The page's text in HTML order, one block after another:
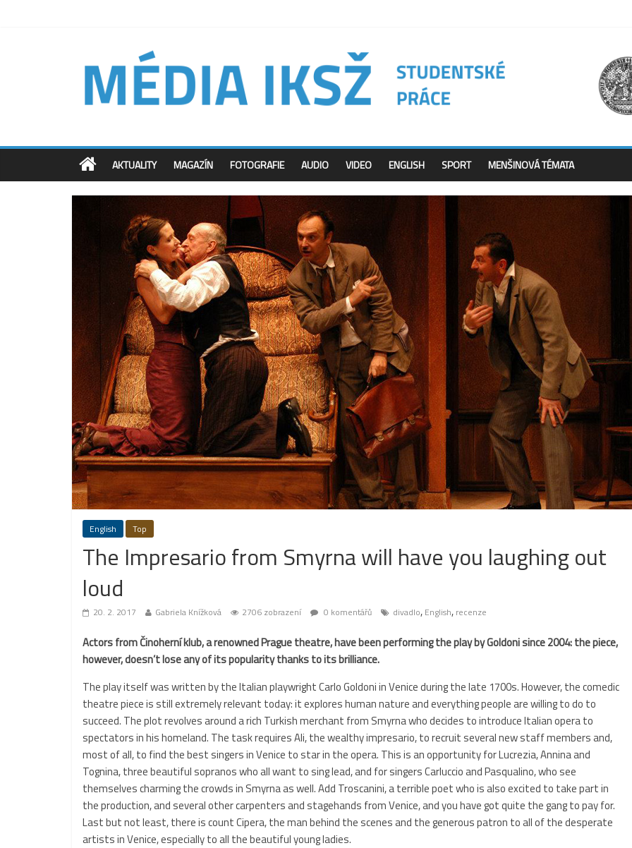
AKTUALITY MAGAZÍN FOTOGRAFIE AUDIO VIDEO ENGLISH SPORT MENŠINOVÁ TÉMATA
English Top
The Impresario from Smyrna will have you laughing out
loud
20. 2. 2017 Gabriela Knížková 2706 zobrazení 0 komentářů divadlo, English, recenze
Actors from Činoherní klub, a renowned Prague theatre, have been performing the play by Goldoni since 2004: the piece,
however, doesn’t lose any of its popularity thanks to its brilliance.
The play itself was written by the Italian playwright Carlo Goldoni in Venice during the late 1700s. However, the comedic
theatre piece is still extremely relevant today: it explores human nature and everything people are willing to do to
succeed. The plot revolves around a rich Turkish merchant from Smyrna who decides to introduce Italian opera to
spectators in his homeland. The task requires Ali, the wealthy impresario, to recruit several new staff members and,
most of all, to find the best singers in Venice to star in the opera. This is an opportunity for Lucrezia, Annina and
Tognina, three beautiful sopranos who all want to sing lead, and for singers Carluccio and Pasqualino, who see
themselves charming the crowds in Smyrna as well. Add Troscanini, a terrible poet who is also excited to take part in
the production, and several other carpenters and stagehands from Venice, and you have got quite the gang to pay for.
Last but not least, there is count Cipera, the man behind the scenes and the generous patron to all of the desperate
artists in Venice, especially to all the beautiful young ladies.